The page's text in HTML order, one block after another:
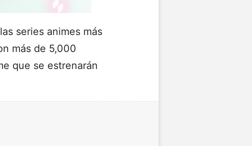
series animes más
más de 5,000
que se estrenarán